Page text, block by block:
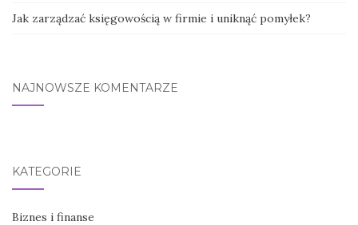
Jak zarządzać księgowością w firmie i uniknąć pomyłek?
NAJNOWSZE KOMENTARZE
KATEGORIE
Biznes i finanse